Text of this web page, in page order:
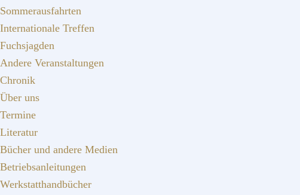
Sommerausfahrten
Internationale Treffen
Fuchsjagden
Andere Veranstaltungen
Chronik
Über uns
Termine
Literatur
Bücher und andere Medien
Betriebsanleitungen
Werkstatthandbücher